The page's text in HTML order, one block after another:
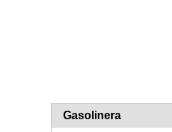
Gasolinera